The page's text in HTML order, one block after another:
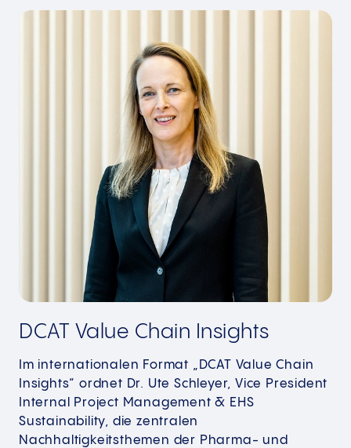
DCAT Value Chain Insights
Im internationalen Format „DCAT Value Chain
Insights“ ordnet Dr. Ute Schleyer, Vice President
Internal Project Management & EHS
Sustainability, die zentralen
Nachhaltigkeitsthemen der Pharma- und